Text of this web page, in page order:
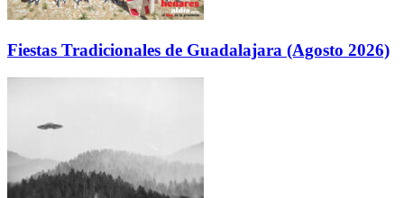
Fiestas Tradicionales de Guadalajara (Agosto 2026)